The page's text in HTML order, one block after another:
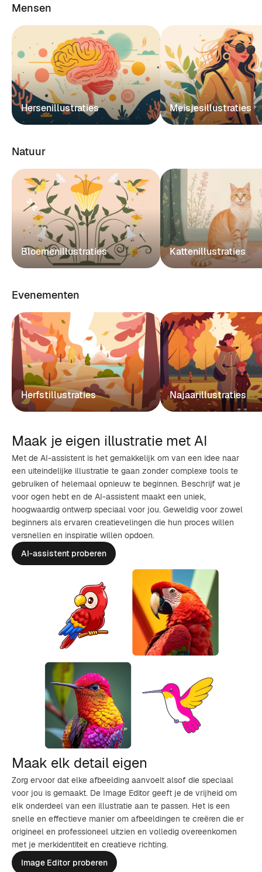
Mensen
Hersenillustraties Meisjesillustraties
Natuur
Bloemenillustraties Kattenillustraties
Evenementen
Herfstillustraties Najaarillustraties
Maak je eigen illustratie met AI
Met de AI-assistent is het gemakkelijk om van een idee naar
een uiteindelijke illustratie te gaan zonder complexe tools te
gebruiken of helemaal opnieuw te beginnen. Beschrijf wat je
voor ogen hebt en de AI-assistent maakt een uniek,
hoogwaardig ontwerp speciaal voor jou. Geweldig voor zowel
beginners als ervaren creatievelingen die hun proces willen
versnellen en inspiratie willen opdoen.
AI-assistent proberen
Maak elk detail eigen
Zorg ervoor dat elke afbeelding aanvoelt alsof die speciaal
voor jou is gemaakt. De Image Editor geeft je de vrijheid om
elk onderdeel van een illustratie aan te passen. Het is een
snelle en effectieve manier om afbeeldingen te creëren die er
origineel en professioneel uitzien en volledig overeenkomen
met je merkidentiteit en creatieve richting.
Image Editor proberen